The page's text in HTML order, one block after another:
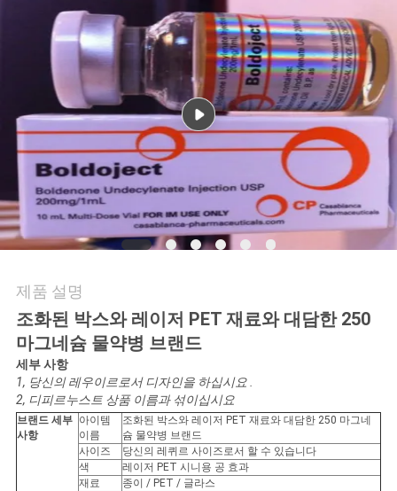
주
세
요
뉴
스
경
우
사
제품 설명
조화된 박스와 레이저 PET 재료와 대담한 250
마그네슘 물약병 브랜드
세부 사항
1, 당신의 레우이르로서 디자인을 하십시요 .
2, 디피르누스트 상품 이름과 섞이십시요
브랜드 세부
사항
아이템
이름
조화된 박스와 레이저 PET 재료와 대담한 250 마그네
슘 물약병 브랜드
사이즈
당신의 레퀴르 사이즈로서 할 수 있습니다
색
레이저 PET 시니용 공 효과
재료
종이 / PET / 글라스